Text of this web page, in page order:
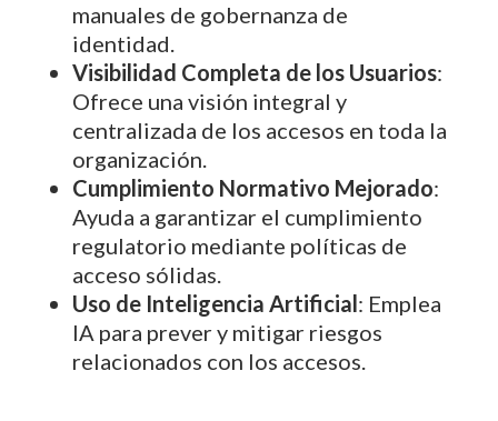
manuales de gobernanza de
identidad.
Visibilidad Completa de los Usuarios:
Ofrece una visión integral y
centralizada de los accesos en toda la
organización.
Cumplimiento Normativo Mejorado:
Ayuda a garantizar el cumplimiento
regulatorio mediante políticas de
acceso sólidas.
Uso de Inteligencia Artificial: Emplea
IA para prever y mitigar riesgos
relacionados con los accesos.